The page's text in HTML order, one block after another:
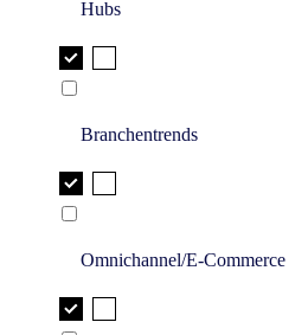
Hubs
Branchentrends
Omnichannel/E-Commerce